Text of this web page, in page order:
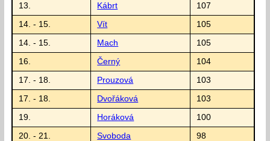
13. Kábrt 107
14. - 15. Vít 105
14. - 15. Mach 105
16. Černý 104
17. - 18. Prouzová 103
17. - 18. Dvořáková 103
19. Horáková 100
20. - 21. Svoboda 98